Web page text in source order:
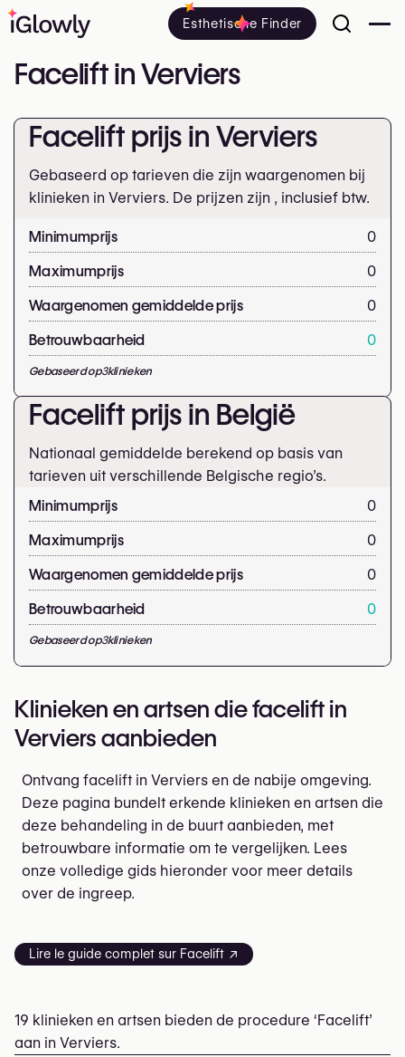
Esthetische Finder
Facelift in Verviers
Facelift prijs in Verviers
Gebaseerd op tarieven die zijn waargenomen bij
klinieken in Verviers. De prijzen zijn , inclusief btw.
Minimumprijs
0
Maximumprijs
0
Waargenomen gemiddelde prijs
0
Betrouwbaarheid
0
Gebaseerd op3klinieken
Facelift prijs in België
Nationaal gemiddelde berekend op basis van
tarieven uit verschillende Belgische regio’s.
Minimumprijs
0
Maximumprijs
0
Waargenomen gemiddelde prijs
0
Betrouwbaarheid
0
Gebaseerd op3klinieken
Klinieken en artsen die facelift in
Verviers aanbieden
Ontvang facelift in Verviers en de nabije omgeving.
Deze pagina bundelt erkende klinieken en artsen die
deze behandeling in de buurt aanbieden, met
betrouwbare informatie om te vergelijken. Lees
onze volledige gids hieronder voor meer details
over de ingreep.
Lire le guide complet sur Facelift ↗
19 klinieken en artsen bieden de procedure ‘Facelift’
aan in Verviers.